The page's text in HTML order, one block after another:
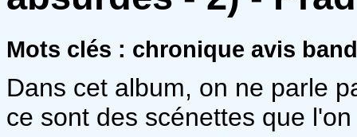
Mots clés : chronique avis
Dans cet album, on ne parle
ce sont des scénettes que